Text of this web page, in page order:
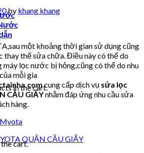
in the cart.
cart.
by khang khang
một khoảng thời gian sử dụng cũng
thay thế sửa chữa. Điều này có thể do
lọc nước bị hỏng,cũng có thể do nhu
mỗi gia
cung cấp dịch vụ sửa lọc
CẦU GIẤYnhằm đáp ứng nhu cầu sửa
hàng.
QUẬN CẦU GIẤY